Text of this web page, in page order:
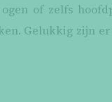
of zelfs
Gelukkig zijn